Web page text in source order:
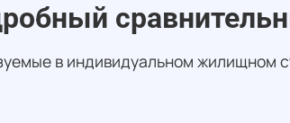
в индивидуальном жилищном